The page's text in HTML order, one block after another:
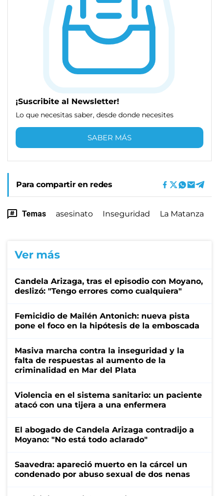
¡Suscribite al Newsletter!
Lo que necesitas saber, desde donde necesites
SABER MÁS
Para compartir en redes
Temas asesinato Inseguridad La Matanza
Ver más
Candela Arizaga, tras el episodio con Moyano,
deslizó: "Tengo errores como cualquiera"
Femicidio de Mailén Antonich: nueva pista
pone el foco en la hipótesis de la emboscada
Masiva marcha contra la inseguridad y la
falta de respuestas al aumento de la
criminalidad en Mar del Plata
Violencia en el sistema sanitario: un paciente
atacó con una tijera a una enfermera
El abogado de Candela Arizaga contradijo a
Moyano: "No está todo aclarado"
Saavedra: apareció muerto en la cárcel un
condenado por abuso sexual de dos nenas